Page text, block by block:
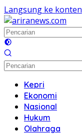
Langsung ke konten
Kepri
Ekonomi
Nasional
Hukum
Olahraga